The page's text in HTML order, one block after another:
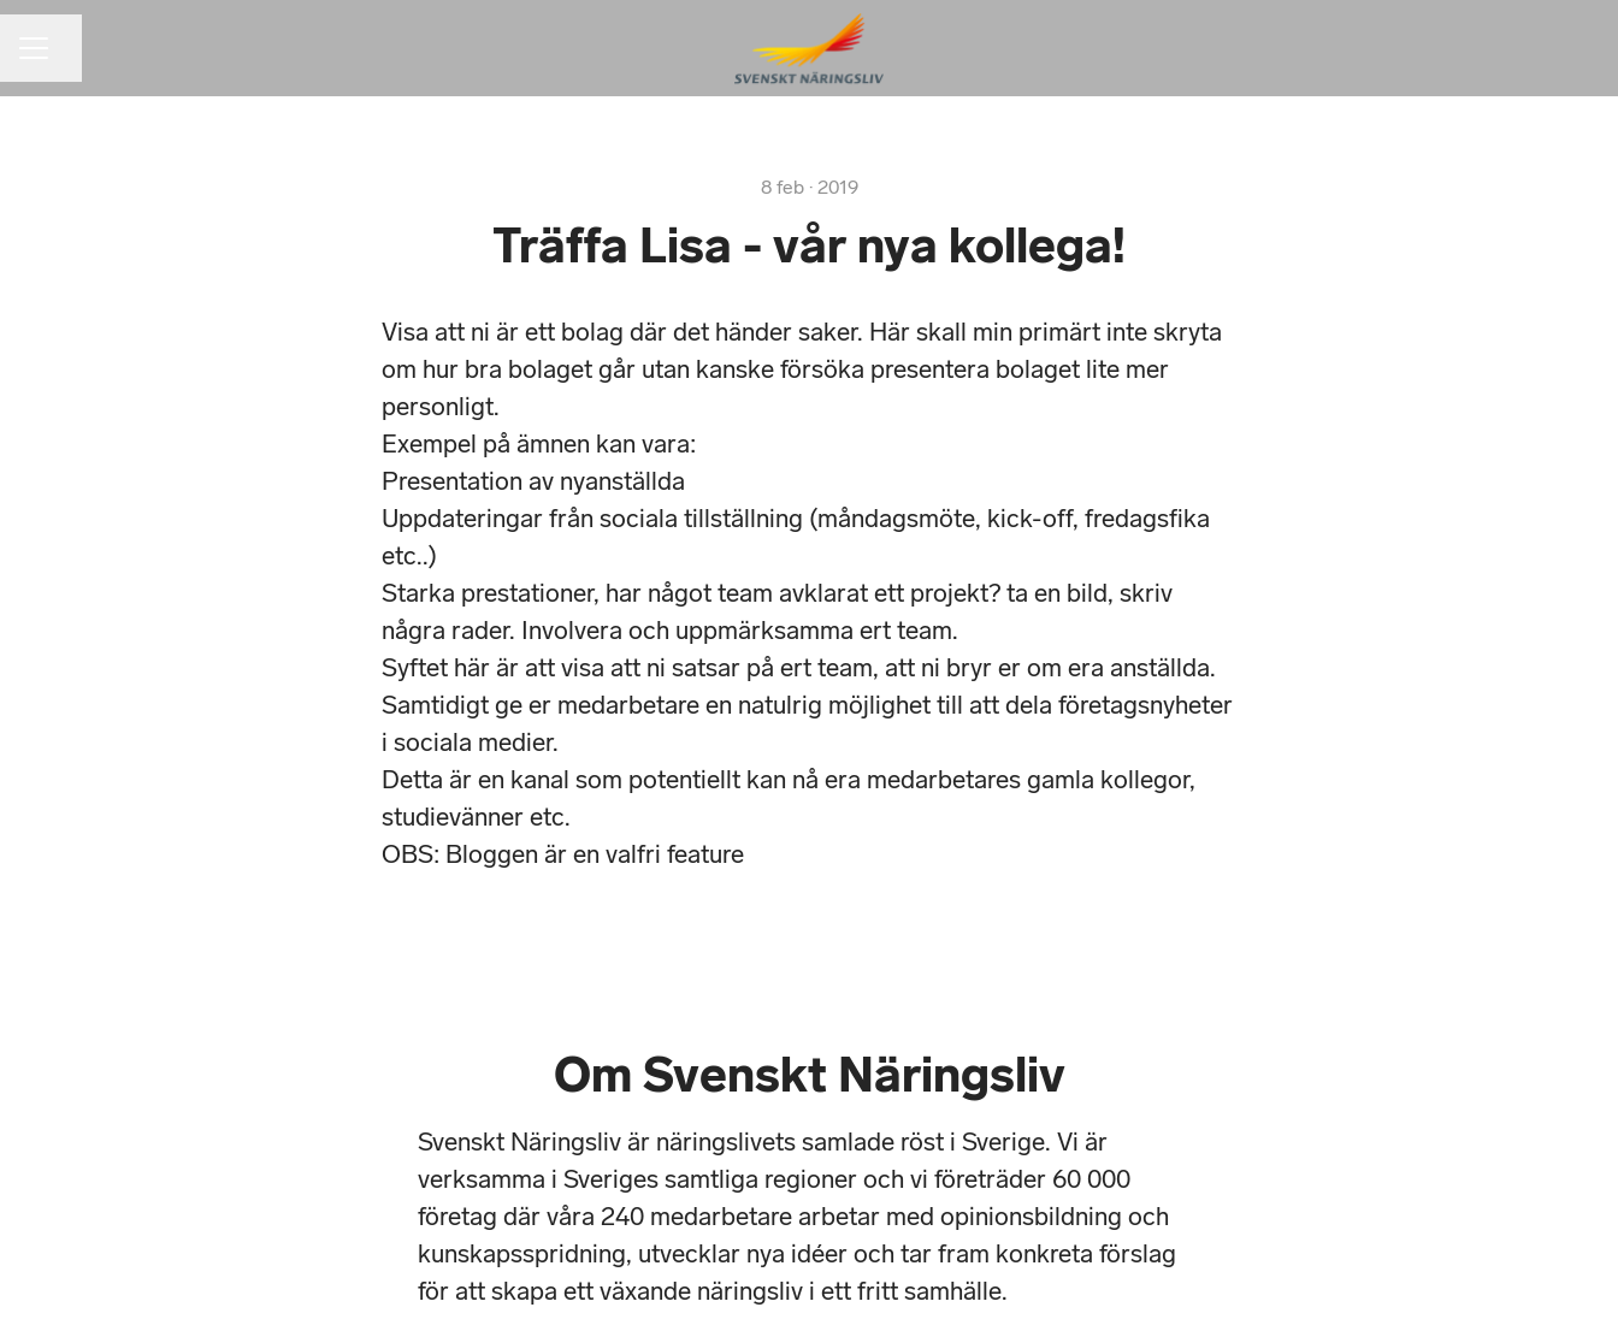
8 feb · 2019
Träffa Lisa - vår nya kollega!
Visa att ni är ett bolag där det händer saker. Här skall min primärt inte skryta
om hur bra bolaget går utan kanske försöka presentera bolaget lite mer
personligt.
Exempel på ämnen kan vara:
Presentation av nyanställda
Uppdateringar från sociala tillställning (måndagsmöte, kick-off, fredagsfika
etc..)
Starka prestationer, har något team avklarat ett projekt? ta en bild, skriv
några rader. Involvera och uppmärksamma ert team.
Syftet här är att visa att ni satsar på ert team, att ni bryr er om era anställda.
Samtidigt ge er medarbetare en natulrig möjlighet till att dela företagsnyheter
i sociala medier.
Detta är en kanal som potentiellt kan nå era medarbetares gamla kollegor,
studievänner etc.
OBS: Bloggen är en valfri feature
Om Svenskt Näringsliv
Svenskt Näringsliv är näringslivets samlade röst i Sverige. Vi är
verksamma i Sveriges samtliga regioner och vi företräder 60 000
företag där våra 240 medarbetare arbetar med opinionsbildning och
kunskapsspridning, utvecklar nya idéer och tar fram konkreta förslag
för att skapa ett växande näringsliv i ett fritt samhälle.